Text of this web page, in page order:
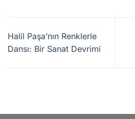
Halil Paşa’nın Renklerle
Dansı: Bir Sanat Devrimi